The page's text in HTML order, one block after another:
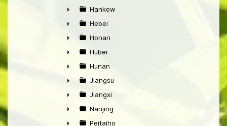
►
►
Hankow
►
Hebei
►
Honan
►
Hubei
►
Hunan
►
Jiangsu
►
Jiangxi
►
Nanjing
Peitaiho